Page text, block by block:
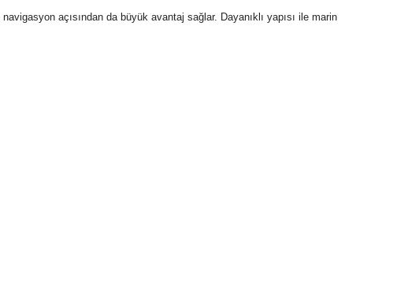
açısından da büyük avantaj sağlar. Dayanıklı yapısı ile marin